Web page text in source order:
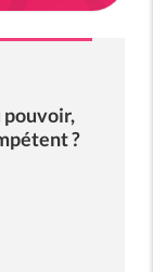
pouvoir,
?